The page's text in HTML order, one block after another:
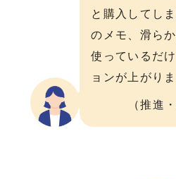
と購⼊してし
のメモ、滑ら
使っているだ
ョンが上がりま
（推進